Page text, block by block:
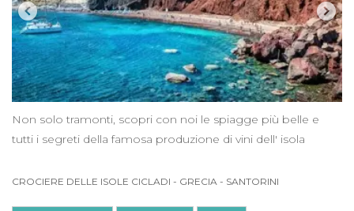
Non solo tramonti, scopri con noi le spiagge più belle e
tutti i segreti della famosa produzione di vini dell' isola
CROCIERE DELLE ISOLE CICLADI - GRECIA - SANTORINI